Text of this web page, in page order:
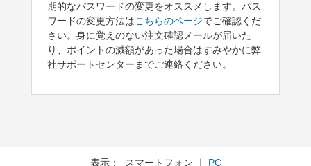
期的なパスワードの変更をオススメします。パス
ワードの変更方法はこちらのページでご確認くだ
さい。身に覚えのない注文確認メールが届いた
り、ポイントの減額があった場合はすみやかに弊
社サポートセンターまでご連絡ください。
表示： スマートフォン ｜ PC